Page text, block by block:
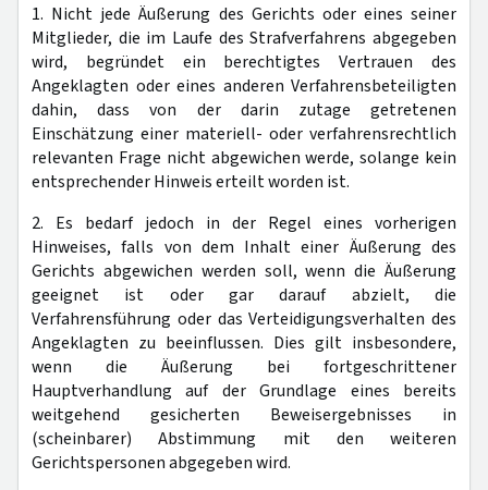
1. Nicht jede Äußerung des Gerichts oder eines seiner
Mitglieder, die im Laufe des Strafverfahrens abgegeben
wird, begründet ein berechtigtes Vertrauen des
Angeklagten oder eines anderen Verfahrensbeteiligten
dahin, dass von der darin zutage getretenen
Einschätzung einer materiell- oder verfahrensrechtlich
relevanten Frage nicht abgewichen werde, solange kein
entsprechender Hinweis erteilt worden ist.
2. Es bedarf jedoch in der Regel eines vorherigen
Hinweises, falls von dem Inhalt einer Äußerung des
Gerichts abgewichen werden soll, wenn die Äußerung
geeignet ist oder gar darauf abzielt, die
Verfahrensführung oder das Verteidigungsverhalten des
Angeklagten zu beeinflussen. Dies gilt insbesondere,
wenn die Äußerung bei fortgeschrittener
Hauptverhandlung auf der Grundlage eines bereits
weitgehend gesicherten Beweisergebnisses in
(scheinbarer) Abstimmung mit den weiteren
Gerichtspersonen abgegeben wird.